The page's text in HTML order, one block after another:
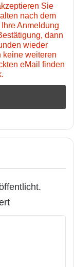
Sie
nach dem
Anmeldung
dann
wieder
keine weiteren
eMail finden